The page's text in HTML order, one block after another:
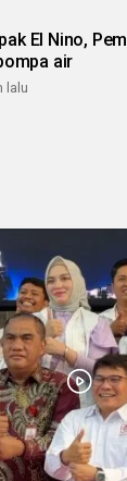
El Nino,
air
lalu